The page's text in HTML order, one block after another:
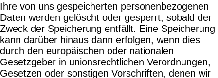
Ihre von uns gespeicherten personenbezogenen
Daten werden gelöscht oder gesperrt, sobald der
Zweck der Speicherung entfällt. Eine Speicherung
kann darüber hinaus dann erfolgen, wenn dies
durch den europäischen oder nationalen
Gesetzgeber in unionsrechtlichen Verordnungen,
Gesetzen oder sonstigen Vorschriften, denen wir